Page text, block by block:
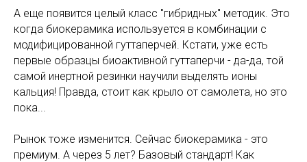
А еще появится целый класс "гибридных" методик. Это
когда биокерамика используется в комбинации с
модифицированной гуттаперчей. Кстати, уже есть
первые образцы биоактивной гуттаперчи - да-да, той
самой инертной резинки научили выделять ионы
кальция! Правда, стоит как крыло от самолета, но это
пока...
Рынок тоже изменится. Сейчас биокерамика - это
премиум. А через 5 лет? Базовый стандарт! Как